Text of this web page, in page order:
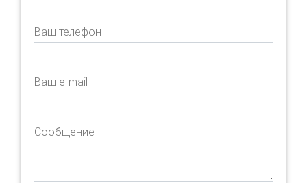
Ваш телефон
Ваш e-mail
Сообщение